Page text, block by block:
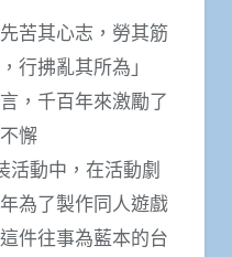
苦其心志，勞其筋
行拂亂其所為」
，千百年來激勵了
懈
活動中，在活動劇
為了製作同人遊戲
件往事為藍本的台